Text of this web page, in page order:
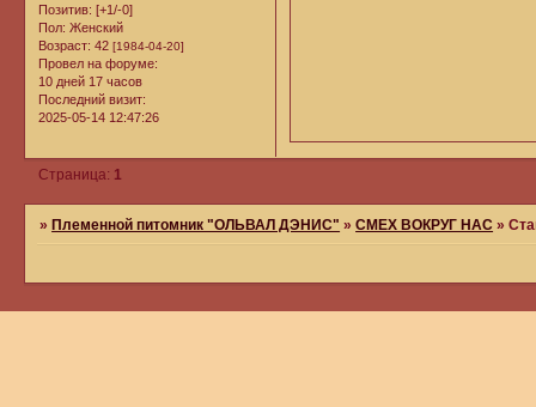
Позитив: [+1/-0]
Пол: Женский
Возраст: 42 [1984-04-20]
Провел на форуме:
10 дней 17 часов
Последний визит:
2025-05-14 12:47:26
Страница: 1
» Племенной питомник "ОЛЬВАЛ ДЭНИС" »СМЕХ ВОКРУГ НАС »